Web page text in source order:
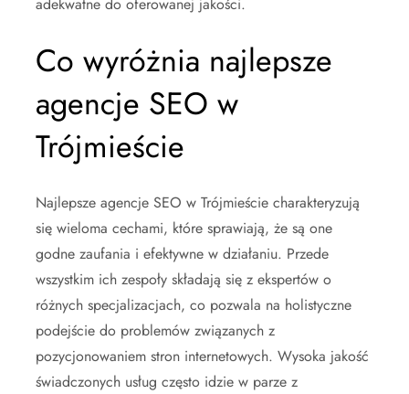
Co wyróżnia najlepsze
agencje SEO w
Trójmieście
Najlepsze agencje SEO w Trójmieście charakteryzują
się wieloma cechami, które sprawiają, że są one
godne zaufania i efektywne w działaniu. Przede
wszystkim ich zespoły składają się z ekspertów o
różnych specjalizacjach, co pozwala na holistyczne
podejście do problemów związanych z
pozycjonowaniem stron internetowych. Wysoka jakość
świadczonych usług często idzie w parze z